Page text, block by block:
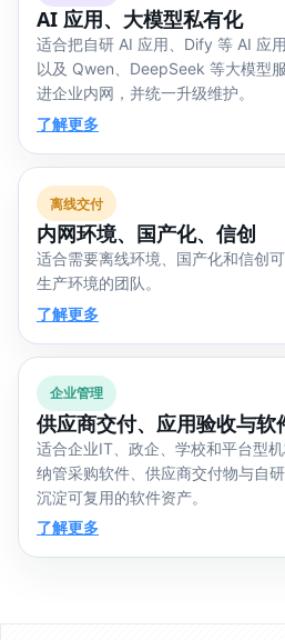
AI 应用、大模型私有化
适合把自研 AI 应用、Dify 等 AI 应
以及 Qwen、DeepSeek 等大模型
进企业内网，并统一升级维护。
了解更多
离线交付
内网环境、国产化、信创
适合需要离线环境、国产化和信创
生产环境的团队。
了解更多
企业管理
供应商交付、应用验收与软
适合企业IT、政企、学校和平台型
纳管采购软件、供应商交付物与自研
沉淀可复用的软件资产。
了解更多